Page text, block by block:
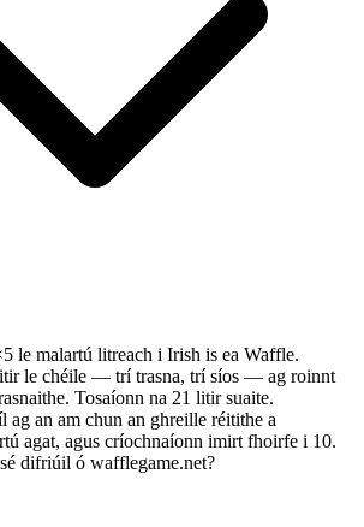
le malartú litreach i Irish is ea Waffle.
le chéile — trí trasna, trí síos — ag roinnt
Tosaíonn na 21 litir suaite.
ag an am chun an ghreille réitithe a
agat, agus críochnaíonn imirt fhoirfe i 10.
difriúil ó wafflegame.net?